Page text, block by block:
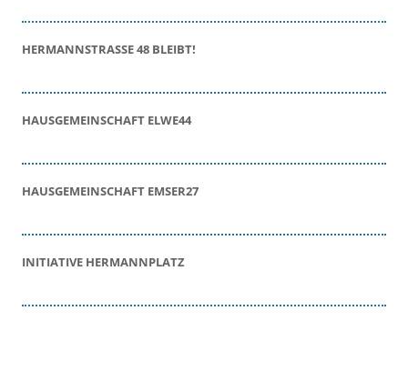
HERMANNSTRASSE 48 BLEIBT!
HAUSGEMEINSCHAFT ELWE44
HAUSGEMEINSCHAFT EMSER27
INITIATIVE HERMANNPLATZ